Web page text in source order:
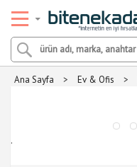
Ana Sayfa > Ev & Ofis >
.